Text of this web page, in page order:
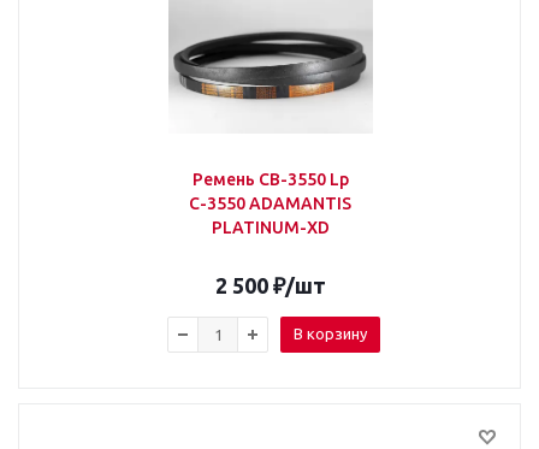
Ремень СВ-3550 Lp
С-3550 ADAMANTIS
PLATINUM-XD
2 500₽/шт
В корзину